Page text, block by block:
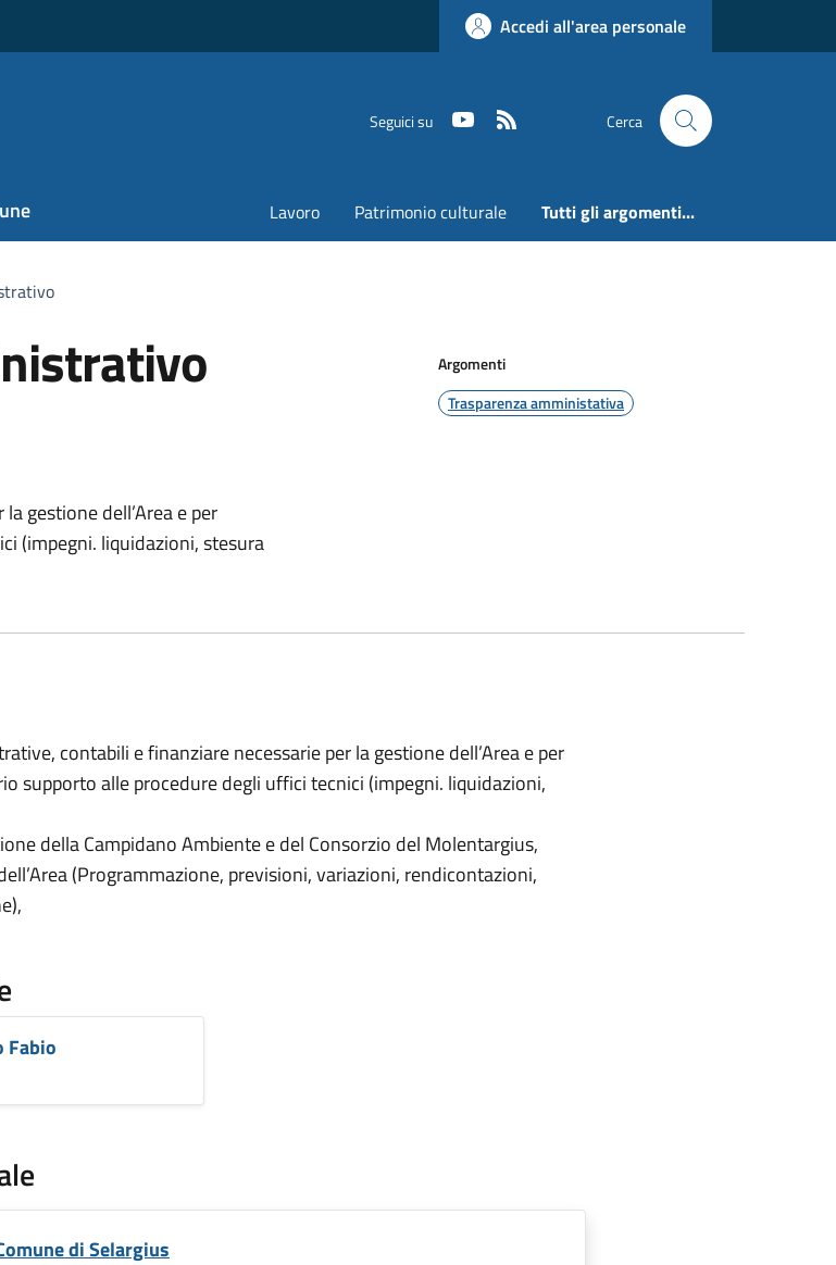
Accedi all'area personale
Seguici su Youtube Cerca
Lavoro Patrimonio culturale Tutti gli argomenti...
gestione dell’Area e per
(impegni. liquidazioni, stesura
Argomenti
Trasparenza amministativa
contabili e finanziare necessarie per la gestione dell’Area e per
supporto alle procedure degli uffici tecnici (impegni. liquidazioni,
della Campidano Ambiente e del Consorzio del Molentargius,
(Programmazione, previsioni, variazioni, rendicontazioni,
Fabio
di Selargius